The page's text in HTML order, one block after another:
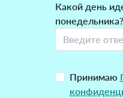
Какой день
понедельника?
Принимаю